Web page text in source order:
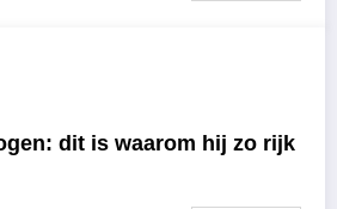
dit is waarom hij zo rijk